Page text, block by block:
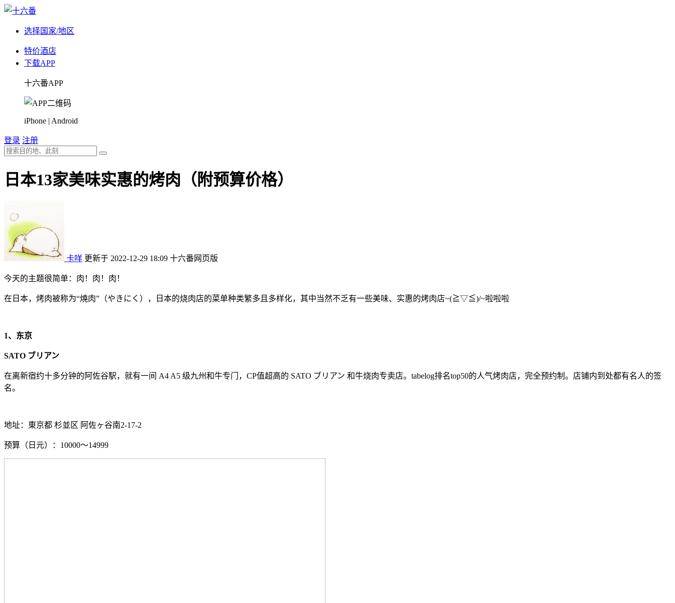
选择国家/地区
特价酒店
下载APP
十六番APP
iPhone | Android
登录 注册
日本13家美味实惠的烤肉（附预算价格）
卡咩 更新于 2022-12-29 18:09 十六番网页版
今天的主题很简单：肉！肉！肉！
在日本，烤肉被称为“燒肉”（やきにく），日本的烧肉店的菜单种类繁多且多样化，其中当然不乏有一些美味、实惠的烤肉店~(≧▽≦)/~啦啦啦
1、东京
SATO ブリアン
在离新宿约十多分钟的阿佐谷駅，就有一间 A4 A5 级九州和牛专门，CP值超高的 SATO ブリアン 和牛烧肉专卖店。tabelog排名top50的人气烤肉店，完全预约制。店铺内到处都有名人的签
名。
地址：東京都 杉並区 阿佐ヶ谷南2-17-2
预算（日元）：10000～14999